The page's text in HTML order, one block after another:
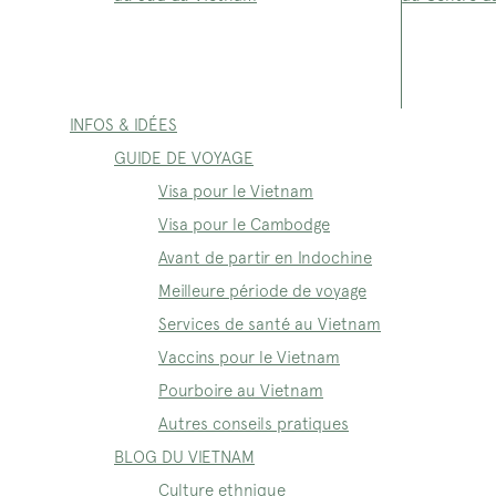
INFOS & IDÉES
GUIDE DE VOYAGE
Visa pour le Vietnam
Visa pour le Cambodge
Avant de partir en Indochine
Meilleure période de voyage
Services de santé au Vietnam
Vaccins pour le Vietnam
Pourboire au Vietnam
Autres conseils pratiques
BLOG DU VIETNAM
Culture ethnique